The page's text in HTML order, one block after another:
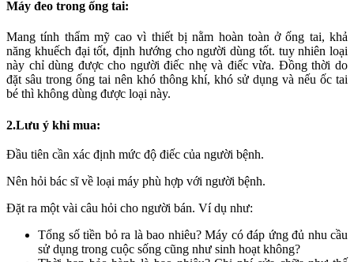
Máy đeo trong ống tai:
Mang tính thẩm mỹ cao vì thiết bị nằm hoàn toàn ở ống tai, khả
năng khuếch đại tốt, định hướng cho người dùng tốt. tuy nhiên loại
này chỉ dùng được cho người điếc nhẹ và điếc vừa. Đồng thời do
đặt sâu trong ống tai nên khó thông khí, khó sử dụng và nếu ốc tai
bé thì không dùng được loại này.
2.Lưu ý khi mua:
Đầu tiên cần xác định mức độ điếc của người bệnh.
Nên hỏi bác sĩ về loại máy phù hợp với người bệnh.
Đặt ra một vài câu hỏi cho người bán. Ví dụ như:
Tổng số tiền bỏ ra là bao nhiêu? Máy có đáp ứng đủ nhu cầu
sử dụng trong cuộc sống cũng như sinh hoạt không?